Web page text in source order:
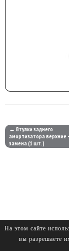
← Втулки заднего
амортизатора верхние -
замена (1 шт.)
На этом сайте
вы разрешаете